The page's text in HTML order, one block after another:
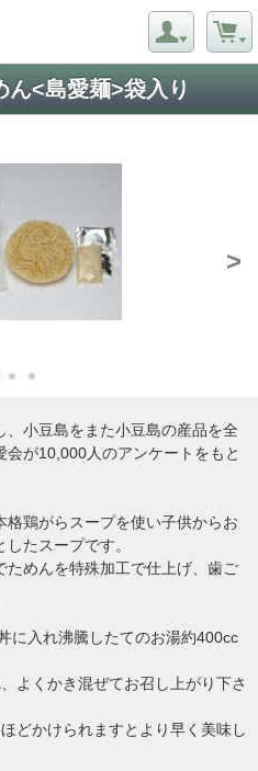
<島愛麺>袋入り
>
小豆島をまた小豆島の産品を全
が10,000人のアンケートをもと
鶏がらスープを使い子供からお
たスープです。
めんを特殊加工で仕上げ、歯ご
に入れ沸騰したてのお湯約400cc
よくかき混ぜてお召し上がり下さ
どかけられますとより早く美味し